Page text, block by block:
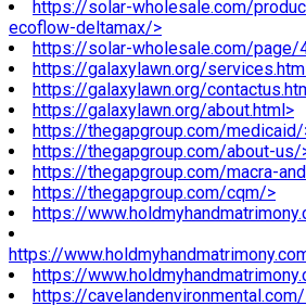
https://solar-wholesale.com/
ecoflow-deltamax/>
https://solar-wholesale.com/page/
https://galaxylawn.org/
https://galaxylawn.org/
https://galaxylawn.org/about.html>
https://thegapgroup.com/medicaid/
https://thegapgroup.com/about-us/
https://thegapgroup.com/macra-
https://thegapgroup.com/cqm/>
https://
https://
https://
https://